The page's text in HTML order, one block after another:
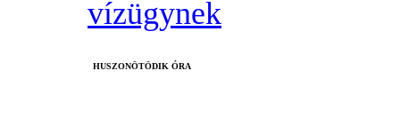
vízügynek
HUSZONÖTÖDIK ÓRA